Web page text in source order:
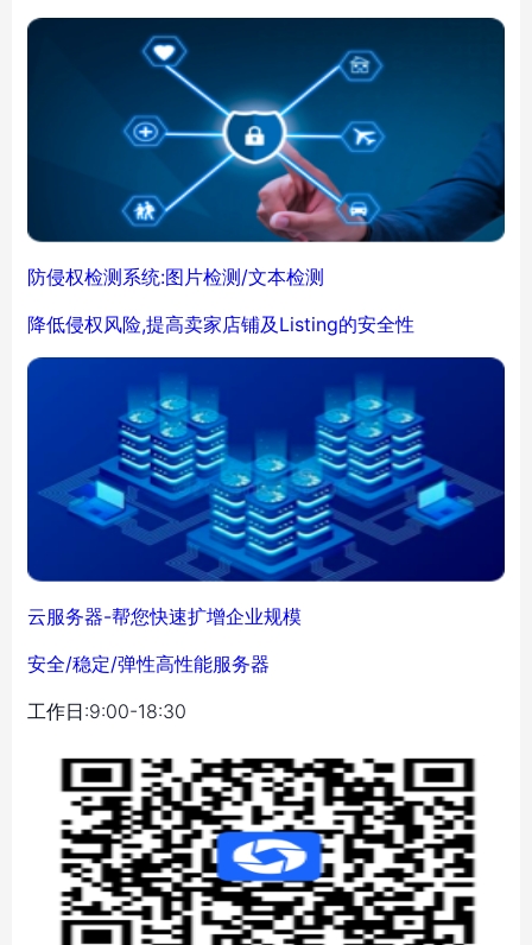
防侵权检测系统:图片检测/文本检测
降低侵权风险,提高卖家店铺及Listing的安全性
云服务器-帮您快速扩增企业规模
安全/稳定/弹性高性能服务器
工作日:9:00-18:30